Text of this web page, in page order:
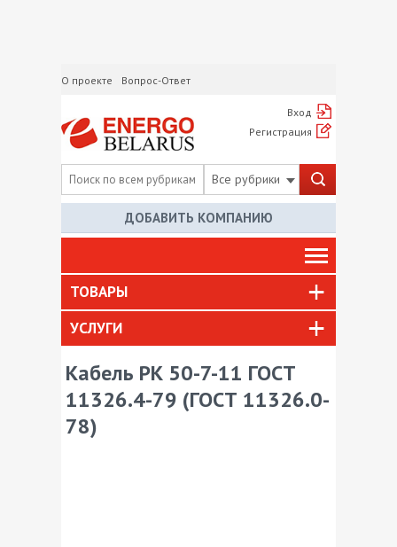
О проекте Вопрос-Ответ
Вход
Регистрация
Все рубрики
ДОБАВИТЬ КОМПАНИЮ
ТОВАРЫ
УСЛУГИ
Кабель РК 50-7-11 ГОСТ
11326.4-79 (ГОСТ 11326.0-
78)